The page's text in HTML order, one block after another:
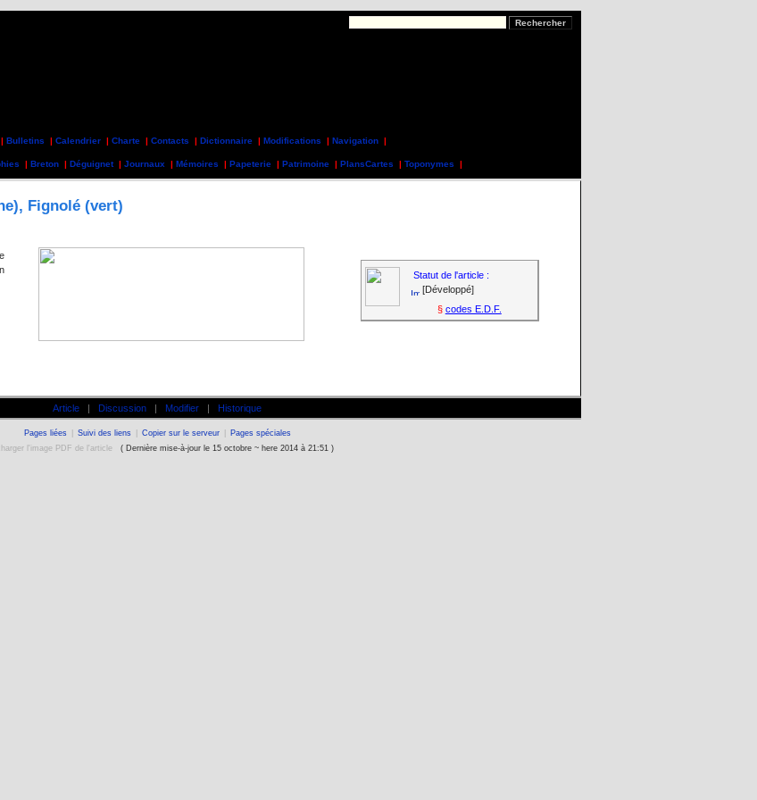
| Bulletins | Calendrier | Charte | Contacts | Dictionnaire | Modifications | Navigation |
| Breton | Déguignet | Journaux | Mémoires | Papeterie | Patrimoine | PlansCartes | Toponymes |
Fignolé (vert)
Statut de l'article :
[Développé]
§ codes E.D.F.
Article | Discussion | Modifier | Historique
Pages liées Suivi des liens Copier sur le serveur
Pages spéciales
l'image PDF de l'article
( Dernière mise-à-jour le 15 octobre ~ here 2014 à 21:51 )